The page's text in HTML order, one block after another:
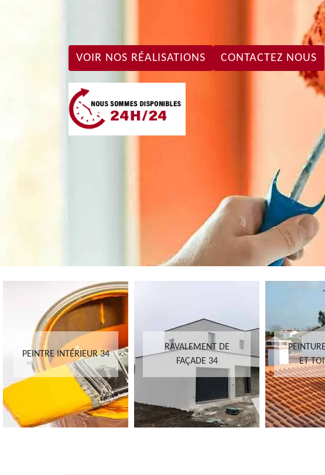
VOIR NOS RÉALISATIONS CONTACTEZ NOUS
PEINTRE INTÉRIEUR 34
RAVALEMENT DE
FAÇADE 34
ET